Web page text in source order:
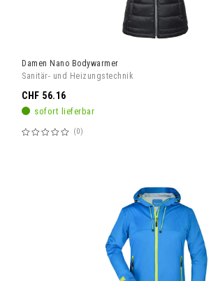
Damen Nano Bodywarmer
Sanitär- und Heizungstechnik
sofort lieferbar
Bewertung:
0
CHF 56.16